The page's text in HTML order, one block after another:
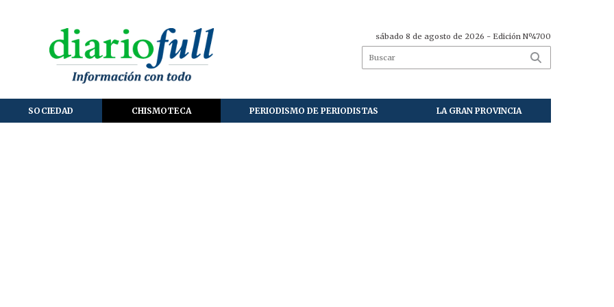
sábado 8 de agosto de 2026 - Edición Nº4700
SOCIEDAD CHISMOTECA PERIODISMO DE PERIODISTAS LA GRAN PROVINCIA